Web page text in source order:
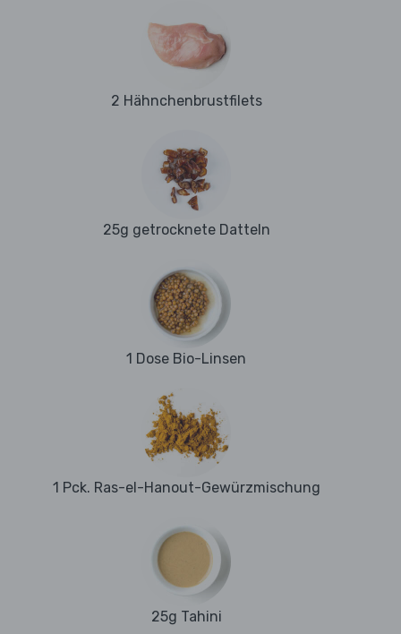
2 Hähnchenbrustfilets
25g getrocknete Datteln
1 Dose Bio-Linsen
1 Pck. Ras-el-Hanout-Gewürzmischung
25g Tahini